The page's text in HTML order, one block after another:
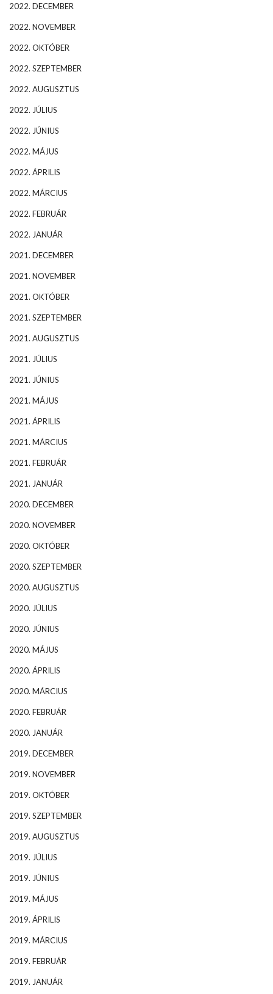
2022. DECEMBER
2022. NOVEMBER
2022. OKTÓBER
2022. SZEPTEMBER
2022. AUGUSZTUS
2022. JÚLIUS
2022. JÚNIUS
2022. MÁJUS
2022. ÁPRILIS
2022. MÁRCIUS
2022. FEBRUÁR
2022. JANUÁR
2021. DECEMBER
2021. NOVEMBER
2021. OKTÓBER
2021. SZEPTEMBER
2021. AUGUSZTUS
2021. JÚLIUS
2021. JÚNIUS
2021. MÁJUS
2021. ÁPRILIS
2021. MÁRCIUS
2021. FEBRUÁR
2021. JANUÁR
2020. DECEMBER
2020. NOVEMBER
2020. OKTÓBER
2020. SZEPTEMBER
2020. AUGUSZTUS
2020. JÚLIUS
2020. JÚNIUS
2020. MÁJUS
2020. ÁPRILIS
2020. MÁRCIUS
2020. FEBRUÁR
2020. JANUÁR
2019. DECEMBER
2019. NOVEMBER
2019. OKTÓBER
2019. SZEPTEMBER
2019. AUGUSZTUS
2019. JÚLIUS
2019. JÚNIUS
2019. MÁJUS
2019. ÁPRILIS
2019. MÁRCIUS
2019. FEBRUÁR
2019. JANUÁR